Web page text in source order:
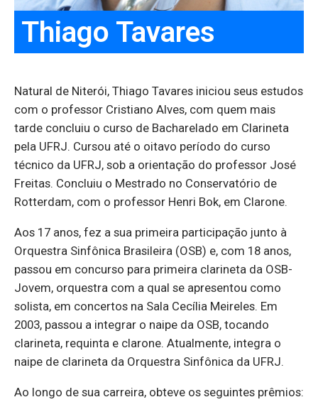
Thiago Tavares
Natural de Niterói, Thiago Tavares iniciou seus estudos
com o professor Cristiano Alves, com quem mais
tarde concluiu o curso de Bacharelado em Clarineta
pela UFRJ. Cursou até o oitavo período do curso
técnico da UFRJ, sob a orientação do professor José
Freitas. Concluiu o Mestrado no Conservatório de
Rotterdam, com o professor Henri Bok, em Clarone.
Aos 17 anos, fez a sua primeira participação junto à
Orquestra Sinfônica Brasileira (OSB) e, com 18 anos,
passou em concurso para primeira clarineta da OSB-
Jovem, orquestra com a qual se apresentou como
solista, em concertos na Sala Cecília Meireles. Em
2003, passou a integrar o naipe da OSB, tocando
clarineta, requinta e clarone. Atualmente, integra o
naipe de clarineta da Orquestra Sinfônica da UFRJ.
Ao longo de sua carreira, obteve os seguintes prêmios: